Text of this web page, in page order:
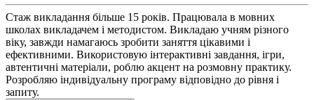
Стаж викладання більше 15 років. Працювала в мовних
школах викладачем і методистом. Викладаю учням різного
віку, завжди намагаюсь зробити заняття цікавими і
ефективними. Використовую інтерактивні завдання, ігри,
автентичні матеріали, роблю акцент на розмовну практику.
Розробляю індивідуальну програму відповідно до рівня і
запиту.